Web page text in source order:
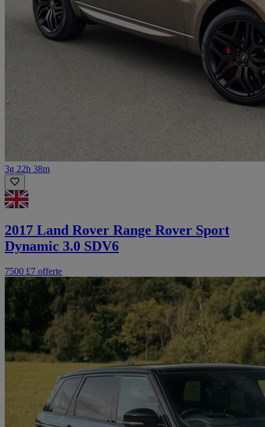
3g 22h 38m
2017 Land Rover Range Rover Sport
Dynamic 3.0 SDV6
7500 £7 offerte